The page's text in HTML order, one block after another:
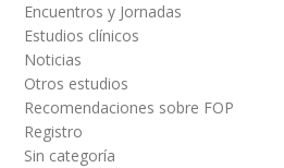
Encuentros y Jornadas
Estudios clínicos
Noticias
Otros estudios
Recomendaciones sobre FOP
Registro
Sin categoría